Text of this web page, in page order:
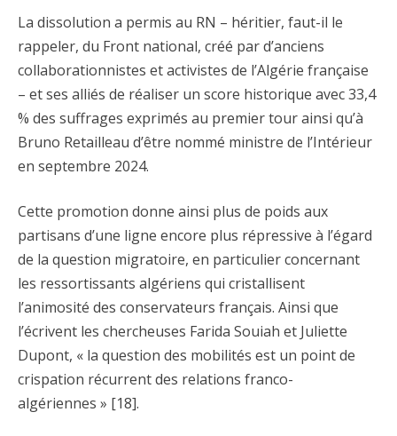
La dissolution a permis au RN – héritier, faut-il le
rappeler, du Front national, créé par d’anciens
collaborationnistes et activistes de l’Algérie française
– et ses alliés de réaliser un score historique avec 33,4
% des suffrages exprimés au premier tour ainsi qu’à
Bruno Retailleau d’être nommé ministre de l’Intérieur
en septembre 2024.
Cette promotion donne ainsi plus de poids aux
partisans d’une ligne encore plus répressive à l’égard
de la question migratoire, en particulier concernant
les ressortissants algériens qui cristallisent
l’animosité des conservateurs français. Ainsi que
l’écrivent les chercheuses Farida Souiah et Juliette
Dupont, « la question des mobilités est un point de
crispation récurrent des relations franco-
algériennes » [18].